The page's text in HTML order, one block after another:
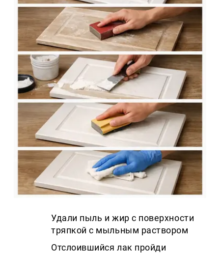
Удали пыль и жир с поверхности
тряпкой с мыльным раствором
Отслоившийся лак пройди